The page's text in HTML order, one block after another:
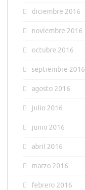
diciembre 2016
noviembre 2016
octubre 2016
septiembre 2016
agosto 2016
julio 2016
junio 2016
abril 2016
marzo 2016
febrero 2016